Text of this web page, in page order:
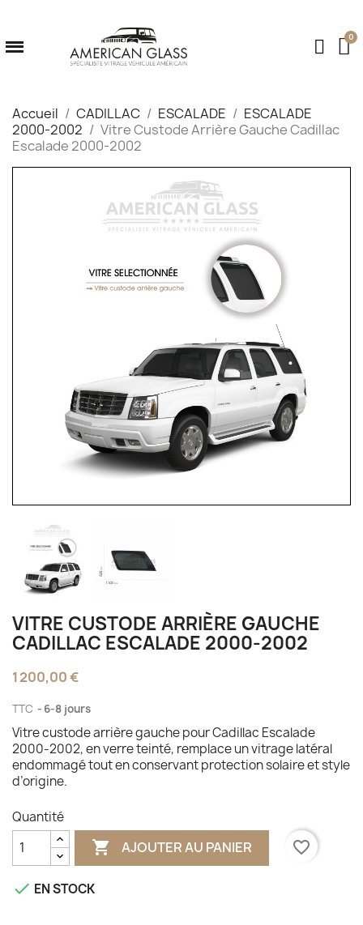
Accueil CADILLAC ESCALADE
ESCALADE
2000-2002
Vitre Custode Arrière Gauche Cadillac
Escalade 2000-2002
VITRE CUSTODE ARRIÈRE GAUCHE
CADILLAC ESCALADE 2000-2002
1 200,00 €
TTC 6-8 jours
Vitre custode arrière gauche pour Cadillac Escalade
2000-2002, en verre teinté, remplace un vitrage latéral
endommagé tout en conservant protection solaire et style
d’origine.
Quantité
 AJOUTER AU PANIER favorite_border
 EN STOCK